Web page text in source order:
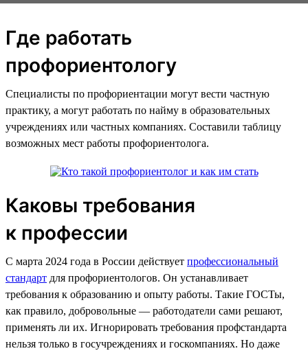
Где работать
профориентологу
Специалисты по профориентации могут вести частную
практику, а могут работать по найму в образовательных
учреждениях или частных компаниях. Составили таблицу
возможных мест работы профориентолога.
Каковы требования
к профессии
С марта 2024 года в России действует профессиональный
стандарт для профориентологов. Он устанавливает
требования к образованию и опыту работы. Такие ГОСТы,
как правило, добровольные — работодатели сами решают,
применять ли их. Игнорировать требования профстандарта
нельзя только в госучреждениях и госкомпаниях. Но даже